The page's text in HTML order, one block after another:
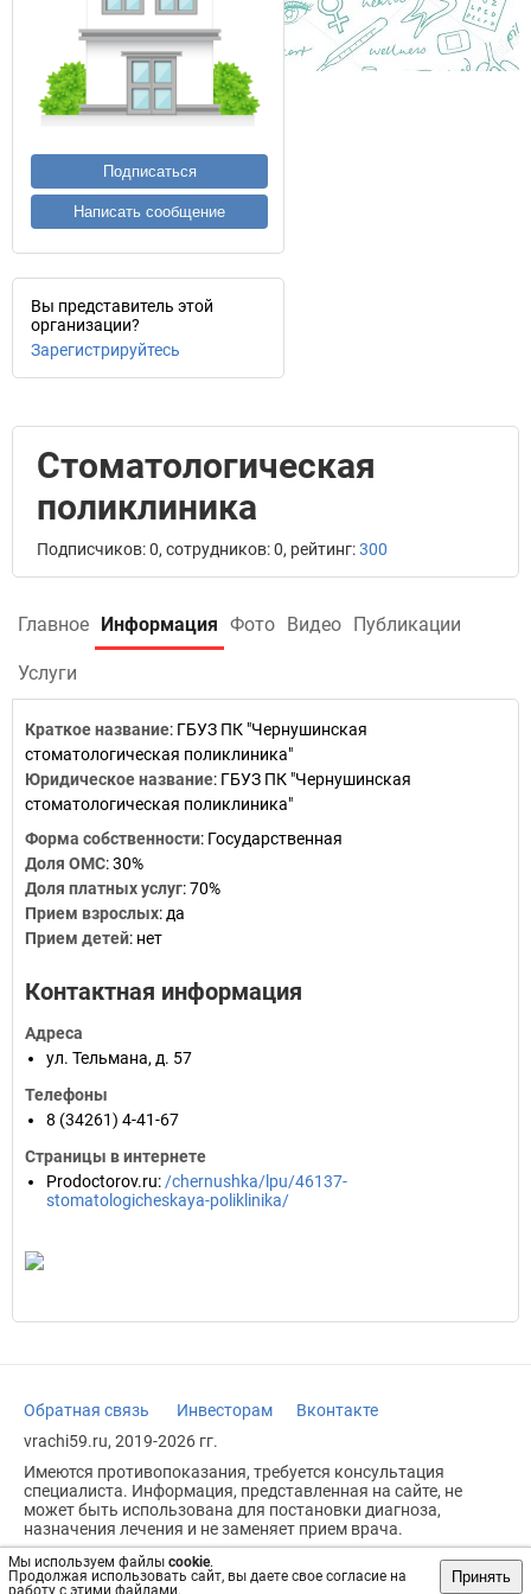
Мы используем файлы cookie.
Продолжая использовать сайт, вы даете свое согласие на
работу с этими файлами.
Принять
Подписаться
Написать сообщение
Вы представитель этой
организации?
Зарегистрируйтесь
Стоматологическая
поликлиника
Подписчиков: 0, сотрудников: 0, рейтинг:300
Главное Информация Фото Видео Публикации
Услуги
Краткое название: ГБУЗ ПК "Чернушинская
стоматологическая поликлиника"
Юридическое название: ГБУЗ ПК "Чернушинская
стоматологическая поликлиника"
Форма собственности: Государственная
Доля ОМС:30%
Доля платных услуг:70%
Прием взрослых: да
Прием детей: нет
Контактная информация
Адреса
ул. Тельмана, д. 57
Телефоны
8 (34261) 4-41-67
Страницы в интернете
Prodoctorov.ru: /chernushka/lpu/46137-
stomatologicheskaya-poliklinika/
Обратная связь Инвесторам
Вконтакте
vrachi59.ru, 2019-2026 гг.
Имеются противопоказания, требуется консультация
специалиста. Информация, представленная на сайте, не
может быть использована для постановки диагноза,
назначения лечения и не заменяет прием врача.
Возрастное ограничение: 18+